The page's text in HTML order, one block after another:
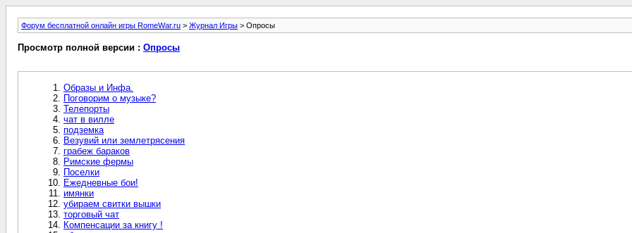
Форум бесплатной онлайн игры RomeWar.ru > Журнал Игры > Опросы
Просмотр полной версии : Опросы
Образы и Инфа.
Поговорим о музыке?
Телепорты
чат в вилле
подземка
Везувий или землетрясения
грабеж бараков
Римские фермы
Поселки
Ежедневные бои!
имянки
убираем свитки вышки
торговый чат
Компенсации за книгу !